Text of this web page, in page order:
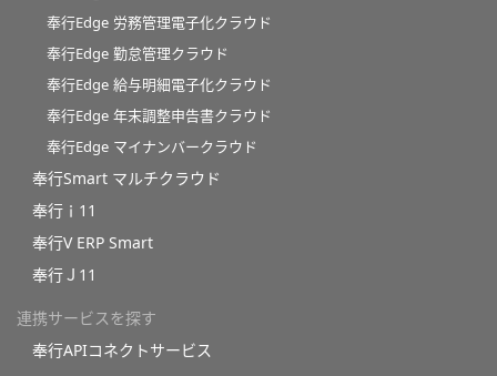
奉行Edge 労務管理電子化クラウド
奉行Edge 勤怠管理クラウド
奉行Edge 給与明細電子化クラウド
奉行Edge 年末調整申告書クラウド
奉行Edge マイナンバークラウド
奉行Smart マルチクラウド
奉行ｉ11
奉行V ERP Smart
奉行Ｊ11
連携サービスを探す
奉行APIコネクトサービス